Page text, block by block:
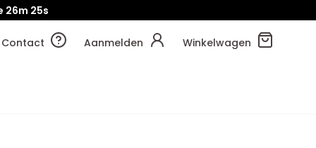
26m 23s
Contact Aanmelden Winkelwagen